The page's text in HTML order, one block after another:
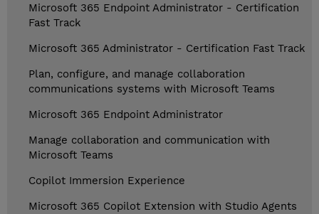
Microsoft 365 Endpoint Administrator - Certification
Fast Track
Microsoft 365 Administrator - Certification Fast Track
Plan, configure, and manage collaboration
communications systems with Microsoft Teams
Microsoft 365 Endpoint Administrator
Manage collaboration and communication with
Microsoft Teams
Copilot Immersion Experience
Microsoft 365 Copilot Extension with Studio Agents